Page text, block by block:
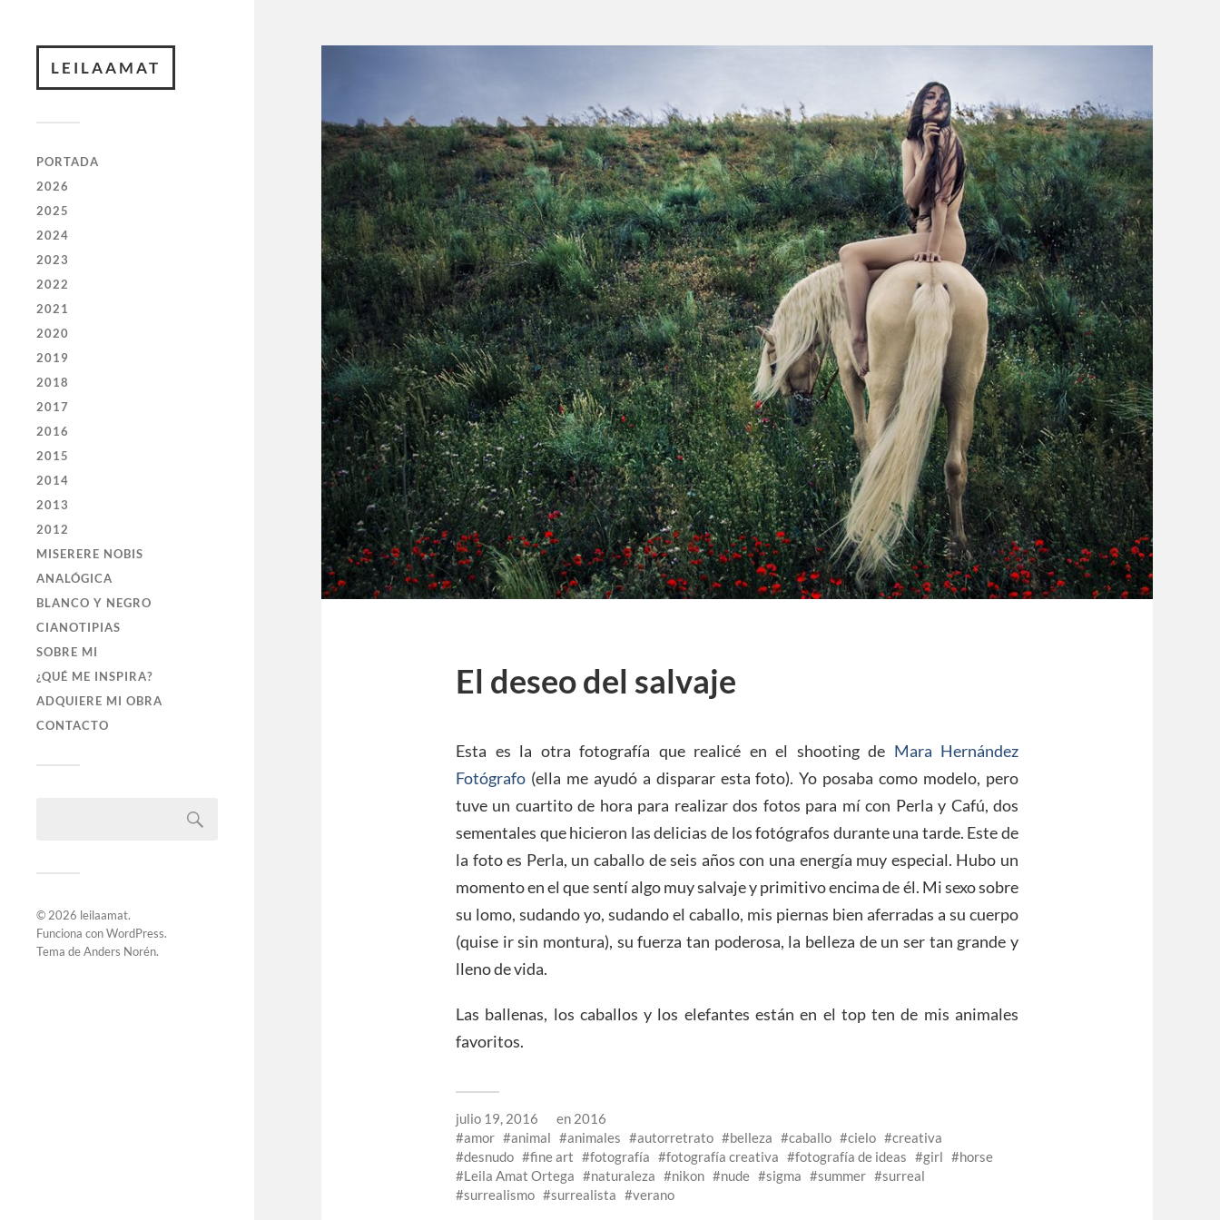
LEILAAMAT
PORTADA
2026
2025
2024
2023
2022
2021
2020
2019
2018
2017
2016
2015
2014
2013
2012
MISERERE NOBIS
ANALÓGICA
BLANCO Y NEGRO
CIANOTIPIAS
SOBRE MI
¿QUÉ ME INSPIRA?
ADQUIERE MI OBRA
CONTACTO
© 2026 leilaamat.
Funciona conWordPress.
Tema deAnders Norén.
El deseo del salvaje
Esta es la otra fotografía que realicé en el shooting de Mara Hernández
Fotógrafo (ella me ayudó a disparar esta foto). Yo posaba como modelo, pero
tuve un cuartito de hora para realizar dos fotos para mí con Perla y Cafú, dos
sementales que hicieron las delicias de los fotógrafos durante una tarde. Este de
la foto es Perla, un caballo de seis años con una energía muy especial. Hubo un
momento en el que sentí algo muy salvaje y primitivo encima de él. Mi sexo sobre
su lomo, sudando yo, sudando el caballo, mis piernas bien aferradas a su cuerpo
(quise ir sin montura), su fuerza tan poderosa, la belleza de un ser tan grande y
lleno de vida.
Las ballenas, los caballos y los elefantes están en el top ten de mis animales
favoritos.
julio 19, 2016 en 2016
amor
animal animales autorretrato belleza caballo cielo
creativa
desnudo
fine art fotografía fotografía creativa fotografía de ideas girl
horse
Leila Amat Ortega
naturaleza nikon nude sigma summer
surreal
surrealismo
surrealista verano